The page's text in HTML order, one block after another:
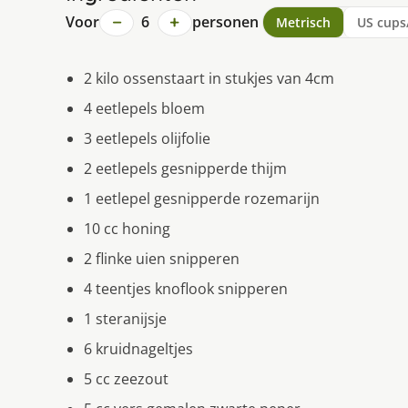
Voor − 6 + personen Metrisch US
2 kilo ossenstaart in stukjes van 4cm
4 eetlepels bloem
3 eetlepels olijfolie
2 eetlepels gesnipperde thijm
1 eetlepel gesnipperde rozemarijn
10 cc honing
2 flinke uien snipperen
4 teentjes knoflook snipperen
1 steranijsje
6 kruidnageltjes
5 cc zeezout